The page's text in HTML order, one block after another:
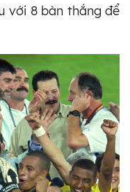
với 8 bàn thắng để